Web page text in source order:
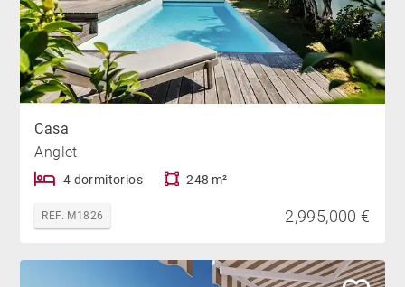
Casa
Anglet
4 dormitorios 248 m²
REF. M1826 2,995,000 €